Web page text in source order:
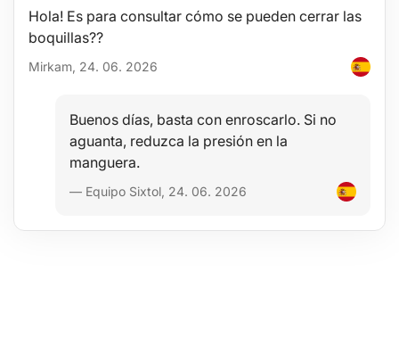
Carga por cable USB
Uso:
Situaciones de emergencia en carretera
Contenido del paquete:
1x linterna de seguridad con imán
1x cable USB
Especificaciones técnicas:
Flujo luminoso (lm): 300
Hola! Es para consultar cómo se pueden cerrar las
boquillas??
Mirkam, 24. 06. 2026
Buenos días, basta con enroscarlo. Si no
aguanta, reduzca la presión en la
manguera.
— Equipo Sixtol, 24. 06. 2026